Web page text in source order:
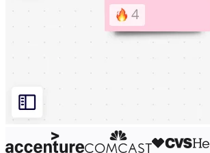
Производство
Ритейл
Финансовые услуги
По типу команды
Управление продуктами
Операции
Маркетинг
ИТ